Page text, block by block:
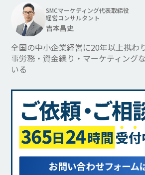
SMCマーケティング代表取締役
経営コンサルタント
吉本昌史
全国の中小企業経営に20年以上携わり
事労務・資金繰り・マーケティング
いる